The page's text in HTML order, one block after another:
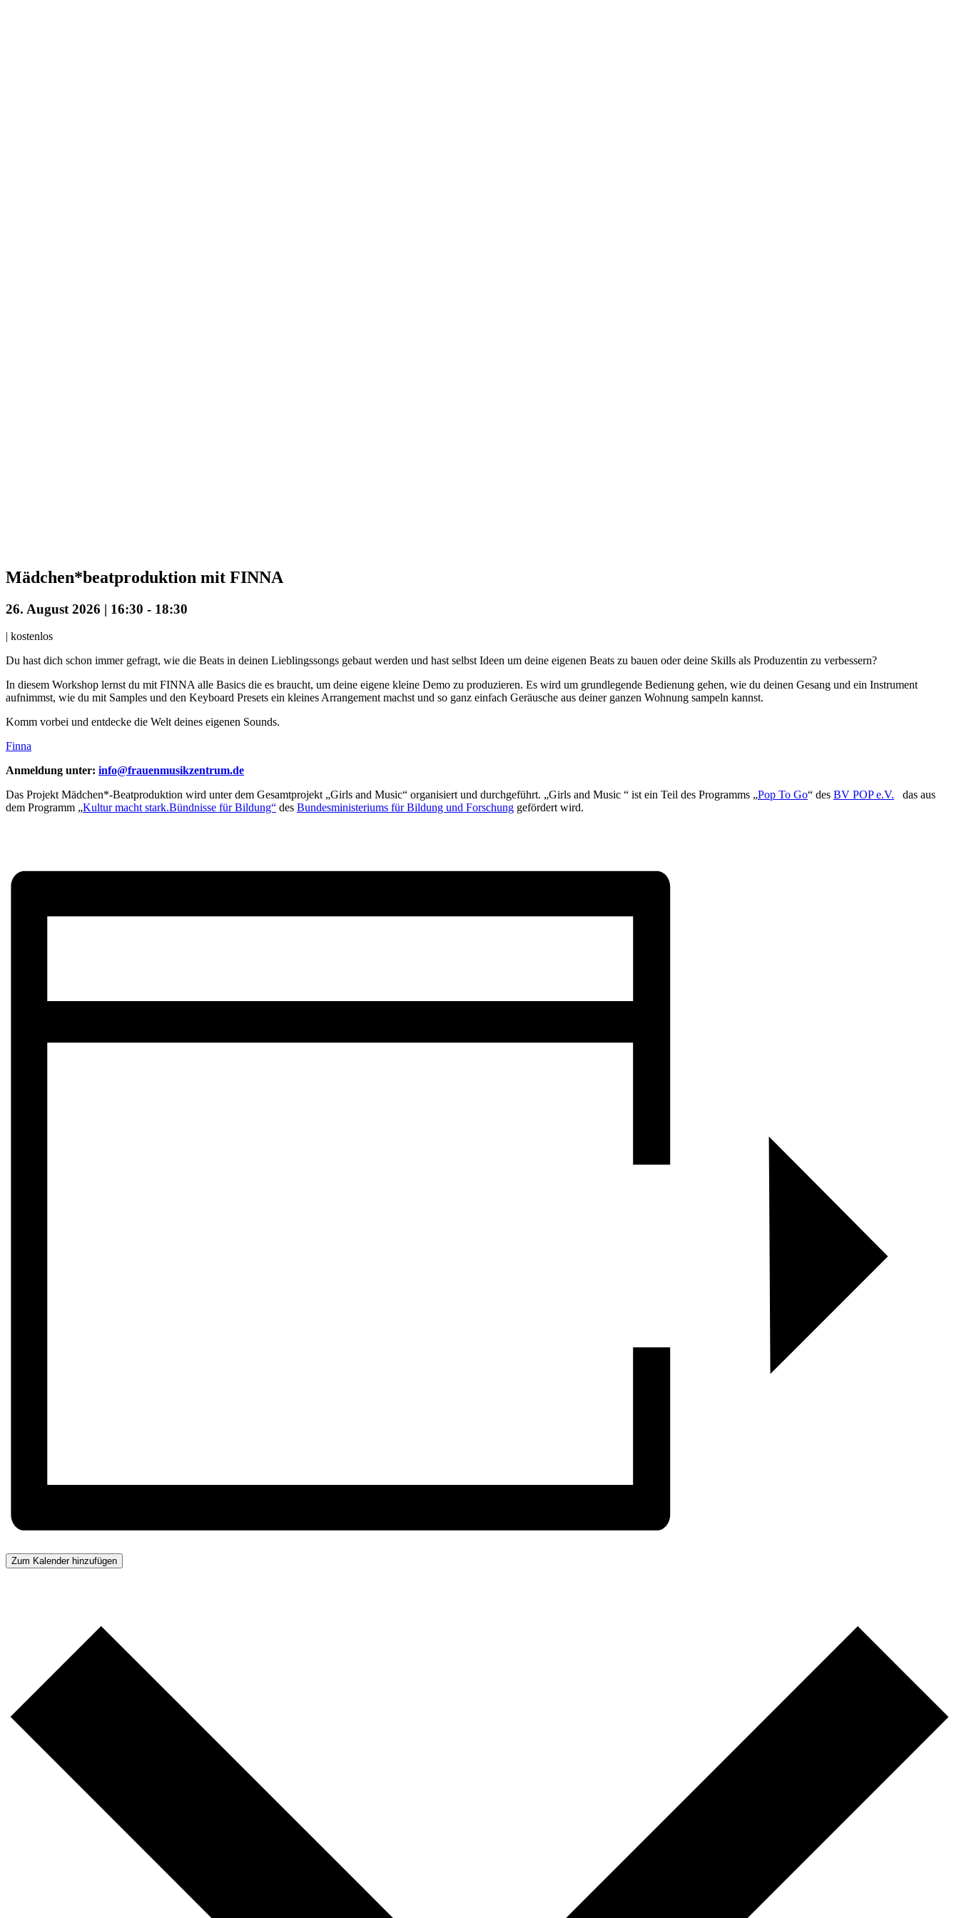
Mädchen*beatproduktion mit FINNA
26. August 2026 | 16:30 - 18:30
| kostenlos
Du hast dich schon immer gefragt, wie die Beats in deinen Lieblingssongs gebaut werden und hast selbst Ideen um deine eigenen Beats zu bauen oder deine Skills als Produzentin zu verbessern?
In diesem Workshop lernst du mit FINNA alle Basics die es braucht, um deine eigene kleine Demo zu produzieren. Es wird um grundlegende Bedienung gehen, wie du deinen Gesang und ein Instrument
aufnimmst, wie du mit Samples und den Keyboard Presets ein kleines Arrangement machst und so ganz einfach Geräusche aus deiner ganzen Wohnung sampeln kannst.
Komm vorbei und entdecke die Welt deines eigenen Sounds.
Finna
Anmeldung unter: info@frauenmusikzentrum.de
Das Projekt Mädchen*-Beatproduktion wird unter dem Gesamtprojekt „Girls and Music“ organisiert und durchgeführt. „Girls and Music “ ist ein Teil des Programms „Pop To Go“ des BV POP e.V. das aus
dem Programm „Kultur macht stark.Bündnisse für Bildung“ des Bundesministeriums für Bildung und Forschung gefördert wird.
Zum Kalender hinzufügen